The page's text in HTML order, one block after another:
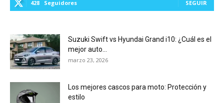
428 Seguidores SEGUIR
Suzuki Swift vs Hyundai Grand i10: ¿Cuál es el
mejor auto...
marzo 23, 2026
Los mejores cascos para moto: Protección y
estilo